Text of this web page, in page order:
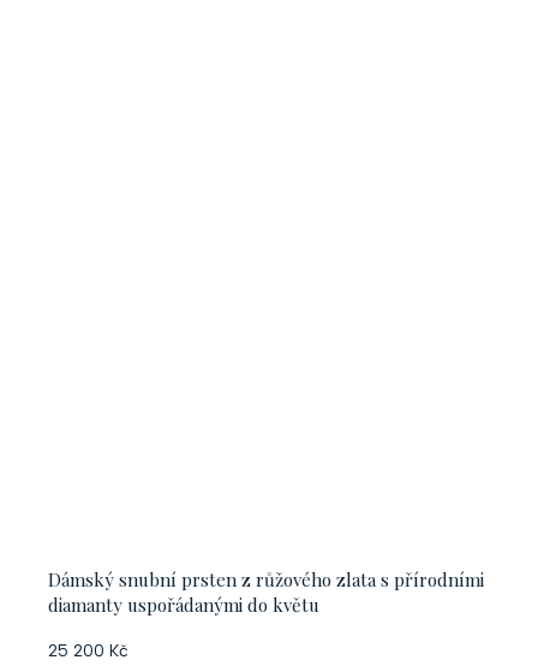
Dámský snubní prsten z růžového zlata s přírodními
diamanty uspořádanými do květu
25 200 Kč